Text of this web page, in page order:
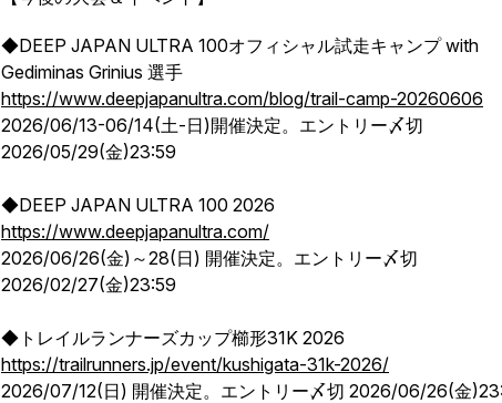
◆DEEP JAPAN ULTRA 100オフィシャル試走キャンプ with
Gediminas Grinius 選手
https://www.deepjapanultra.com/blog/trail-camp-20260606
2026/06/13-06/14(土-日)開催決定。エントリー〆切
2026/05/29(金)23:59
◆DEEP JAPAN ULTRA 100 2026
https://www.deepjapanultra.com/
2026/06/26(金)～28(日) 開催決定。エントリー〆切
2026/02/27(金)23:59
◆トレイルランナーズカップ櫛形31K 2026
https://trailrunners.jp/event/kushigata-31k-2026/
2026/07/12(日) 開催決定。エントリー〆切 2026/06/26(金